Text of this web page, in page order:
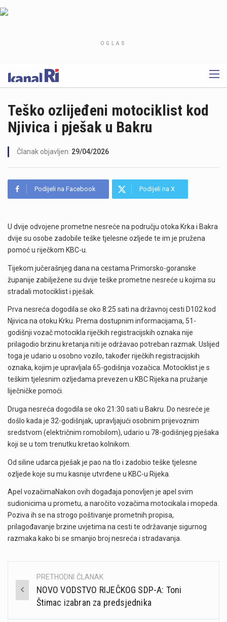
OGLAS
Teško ozlijeđeni motociklist kod
Njivica i pješak u Bakru
Članak objavljen: 29/04/2026
Podijeli na Facebook Podijeli na X
U dvije odvojene prometne nesreće na području otoka Krka i Bakra
dvije su osobe zadobile teške tjelesne ozljede te im je pružena
pomoć u riječkom KBC-u.
Tijekom jučerašnjeg dana na cestama Primorsko-goranske
županije zabilježene su dvije teške prometne nesreće u kojima su
stradali motociklist i pješak.
Prva nesreća dogodila se oko 8:25 sati na državnoj cesti D102 kod
Njivica na otoku Krku. Prema dostupnim informacijama, 51-
godišnji vozač motocikla riječkih registracijskih oznaka nije
prilagodio brzinu kretanja niti je održavao potreban razmak. Uslijed
toga je udario u osobno vozilo, također riječkih registracijskih
oznaka, kojim je upravljala 65-godišnja vozačica. Motociklist je s
teškim tjelesnim ozljedama prevezen u KBC Rijeka na pružanje
liječničke pomoći.
Druga nesreća dogodila se oko 21:30 sati u Bakru. Do nesreće je
došlo kada je 32-godišnjak, upravljajući osobnim prijevoznim
sredstvom (električnim romobilom), udario u 78-godišnjeg pješaka
koji se u tom trenutku kretao kolnikom.
Od siline udarca pješak je pao na tlo i zadobio teške tjelesne
ozljede koje su mu kasnije utvrđene u KBC-u Rijeka.
Apel vozačimaNakon ovih događaja ponovljen je apel svim
sudionicima u prometu, a naročito vozačima motocikala i mopeda.
Poziva ih se na strogo poštivanje prometnih propisa,
prilagođavanje brzine uvjetima na cesti te održavanje sigurnog
razmaka kako bi se smanjio broj nesreća i stradavanja.
Post
navigation
PRETHODNI ČLANAK
NOVO VODSTVO RIJEČKOG SDP-A: Toni
Štimac izabran za predsjednika